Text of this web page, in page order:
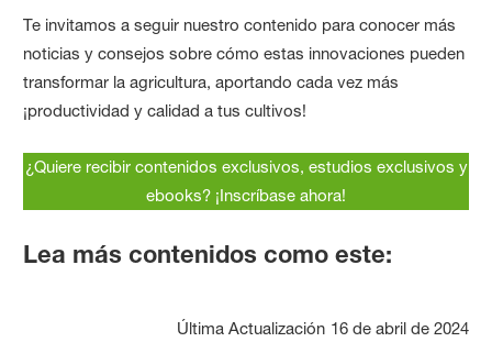
Te invitamos a seguir nuestro contenido para conocer más
noticias y consejos sobre cómo estas innovaciones pueden
transformar la agricultura, aportando cada vez más
¡productividad y calidad a tus cultivos!
¿Quiere recibir contenidos exclusivos, estudios exclusivos y
ebooks? ¡Inscríbase ahora!
Lea más contenidos como este:
Última Actualización 16 de abril de 2024